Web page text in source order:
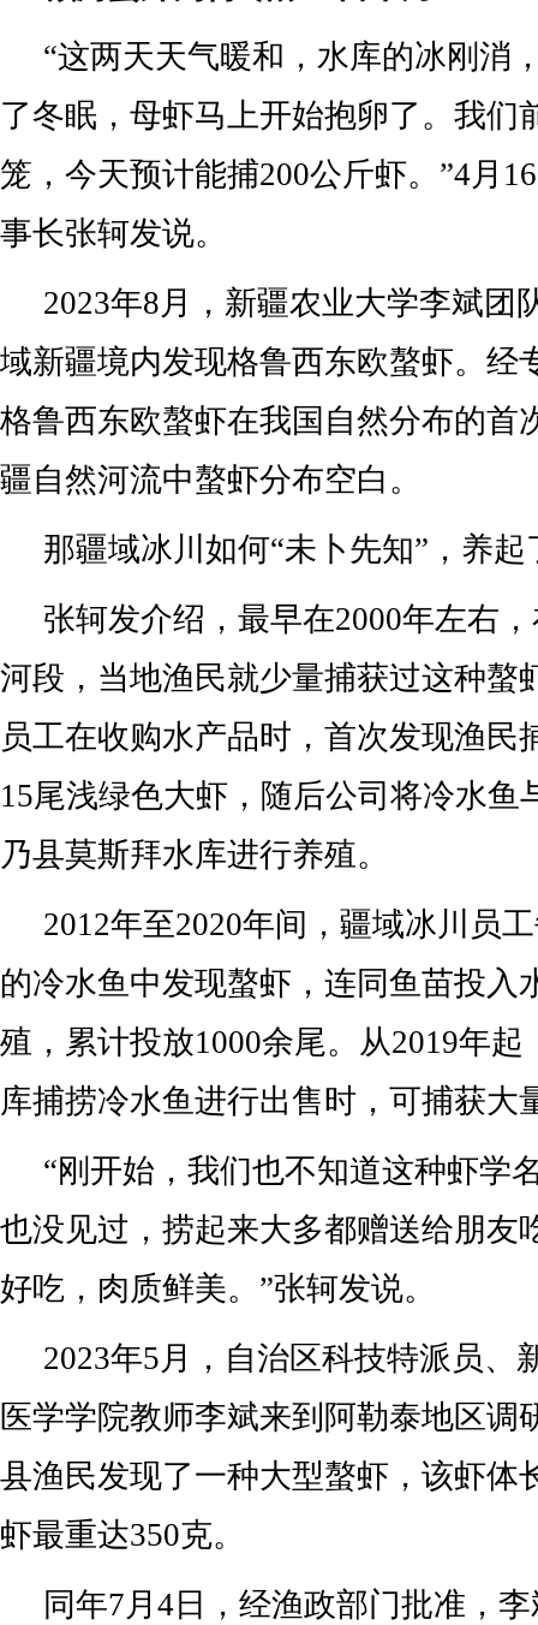
“这两天天气暖和，水库的冰刚消
了冬眠，母虾马上开始抱卵了。我们
笼，今天预计能捕200公斤虾。”4月
事长张轲发说。
2023年8月，新疆农业大学李斌团
域新疆境内发现格鲁西东欧螯虾。经
格鲁西东欧螯虾在我国自然分布的首
疆自然河流中螯虾分布空白。
那疆域冰川如何“未卜先知”，养
张轲发介绍，最早在2000年左右
河段，当地渔民就少量捕获过这种螯
员工在收购水产品时，首次发现渔民
15尾浅绿色大虾，随后公司将冷水鱼
乃县莫斯拜水库进行养殖。
2012年至2020年间，疆域冰川员
的冷水鱼中发现螯虾，连同鱼苗投入
殖，累计投放1000余尾。从2019年
库捕捞冷水鱼进行出售时，可捕获大
“刚开始，我们也不知道这种虾学
也没见过，捞起来大多都赠送给朋友
好吃，肉质鲜美。”张轲发说。
2023年5月，自治区科技特派员、
医学学院教师李斌来到阿勒泰地区调
县渔民发现了一种大型螯虾，该虾体
虾最重达350克。
同年7月4日，经渔政部门批准，